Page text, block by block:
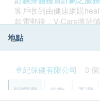
建立V-Care品牌，致力
心關注大眾的健康，立
並堅持我們的理念：以
客戶收到由健康網購
款電郵後，V-Care將於
致電客戶預約身體檢查
詢或在訂單確認後1個工
2785 7011)。
年齡
身體檢查計劃只適用於
地點
卓紀保健有限公司
3
銅鑼灣
佐敦 荃灣